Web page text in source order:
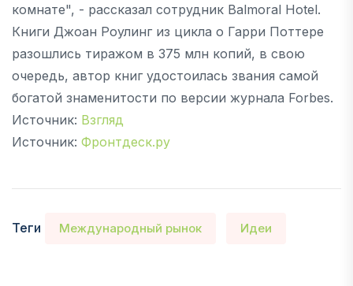
комнате", - рассказал сотрудник Balmoral Hotel.
Книги Джоан Роулинг из цикла о Гарри Поттере
разошлись тиражом в 375 млн копий, в свою
очередь, автор книг удостоилась звания самой
богатой знаменитости по версии журнала Forbes.
Источник: Взгляд
Источник: Фронтдеск.ру
Теги Международный рынок Идеи